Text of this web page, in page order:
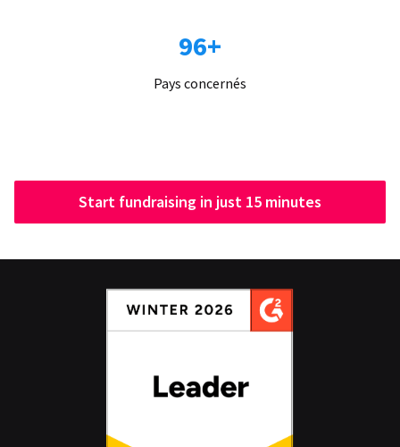
96+
Pays concernés
Start fundraising in just 15 minutes